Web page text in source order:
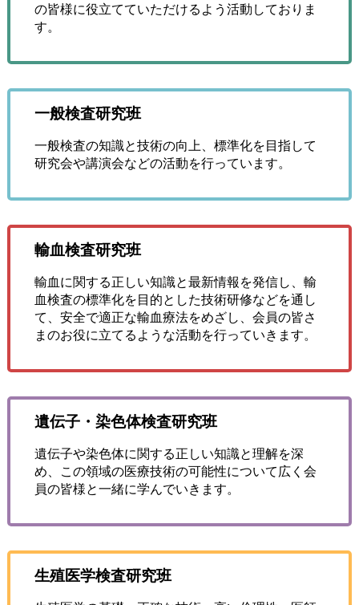
の皆様に役立てていただけるよう活動しておりま
す。
一般検査研究班
一般検査の知識と技術の向上、標準化を目指して
研究会や講演会などの活動を行っています。
輸血検査研究班
輸血に関する正しい知識と最新情報を発信し、輸
血検査の標準化を目的とした技術研修などを通し
て、安全で適正な輸血療法をめざし、会員の皆さ
まのお役に立てるような活動を行っていきます。
遺伝子・染色体検査研究班
遺伝子や染色体に関する正しい知識と理解を深
め、この領域の医療技術の可能性について広く会
員の皆様と一緒に学んでいきます。
生殖医学検査研究班